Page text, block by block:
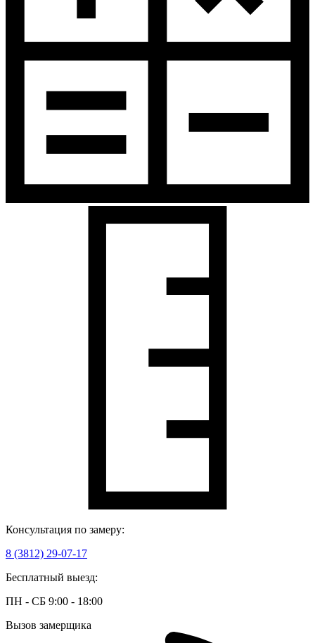
Консультация по замеру:
8 (3812) 29-07-17
Бесплатный выезд:
ПН - СБ 9:00 - 18:00
Вызов замерщика